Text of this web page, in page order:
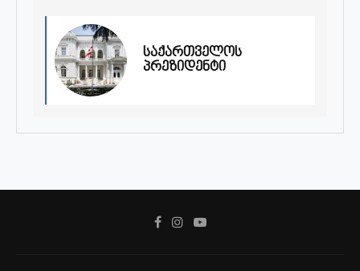
საქართველოს
პრეზიდენტი